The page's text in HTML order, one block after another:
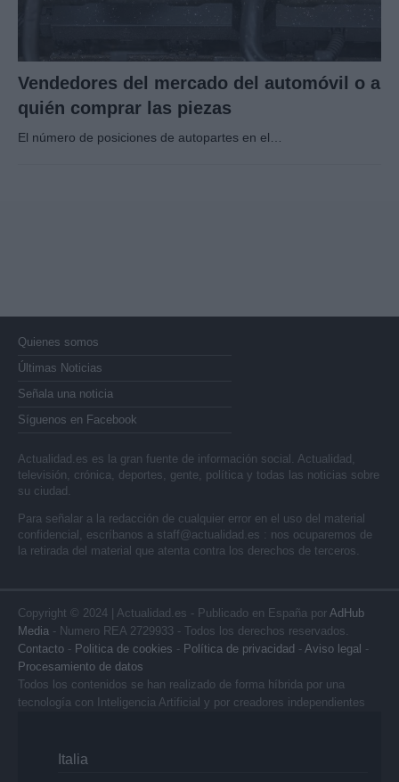
Vendedores del mercado del automóvil o a
quién comprar las piezas
El número de posiciones de autopartes en el…
Quienes somos
Últimas Noticias
Señala una noticia
Síguenos en Facebook
Actualidad.es es la gran fuente de información social. Actualidad,
televisión, crónica, deportes, gente, política y todas las noticias sobre
su ciudad.
Para señalar a la redacción de cualquier error en el uso del material
confidencial, escríbanos a staff@actualidad.es : nos ocuparemos de
la retirada del material que atenta contra los derechos de terceros.
Copyright © 2024 | Actualidad.es - Publicado en España por AdHub
Media - Numero REA 2729933 - Todos los derechos reservados.
Contacto - Politica de cookies - Política de privacidad - Aviso legal -
Procesamiento de datos
Todos los contenidos se han realizado de forma híbrida por una
tecnología con Inteligencia Artificial y por creadores independientes
Italia